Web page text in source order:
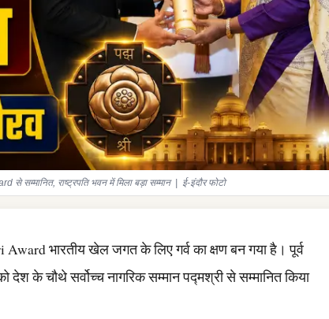
सम्मानित, राष्ट्रपति भवन में मिला बड़ा सम्मान | ई-इंदौर फोटो
भारतीय खेल जगत के लिए गर्व का क्षण बन गया है। पूर्व
को देश के चौथे सर्वोच्च नागरिक सम्मान पद्मश्री से सम्मानित किया